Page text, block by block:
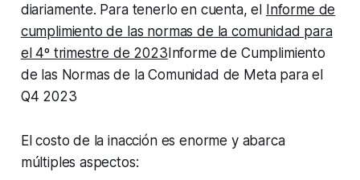
diariamente. Para tenerlo en cuenta, el Informe de
cumplimiento de las normas de la comunidad para
el 4º trimestre de 2023Informe de Cumplimiento
de las Normas de la Comunidad de Meta para el
Q4 2023
El costo de la inacción es enorme y abarca
múltiples aspectos: